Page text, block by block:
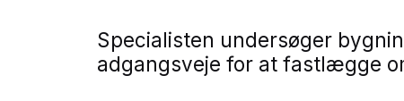
Specialisten undersøger
adgangsveje for at fastlægge